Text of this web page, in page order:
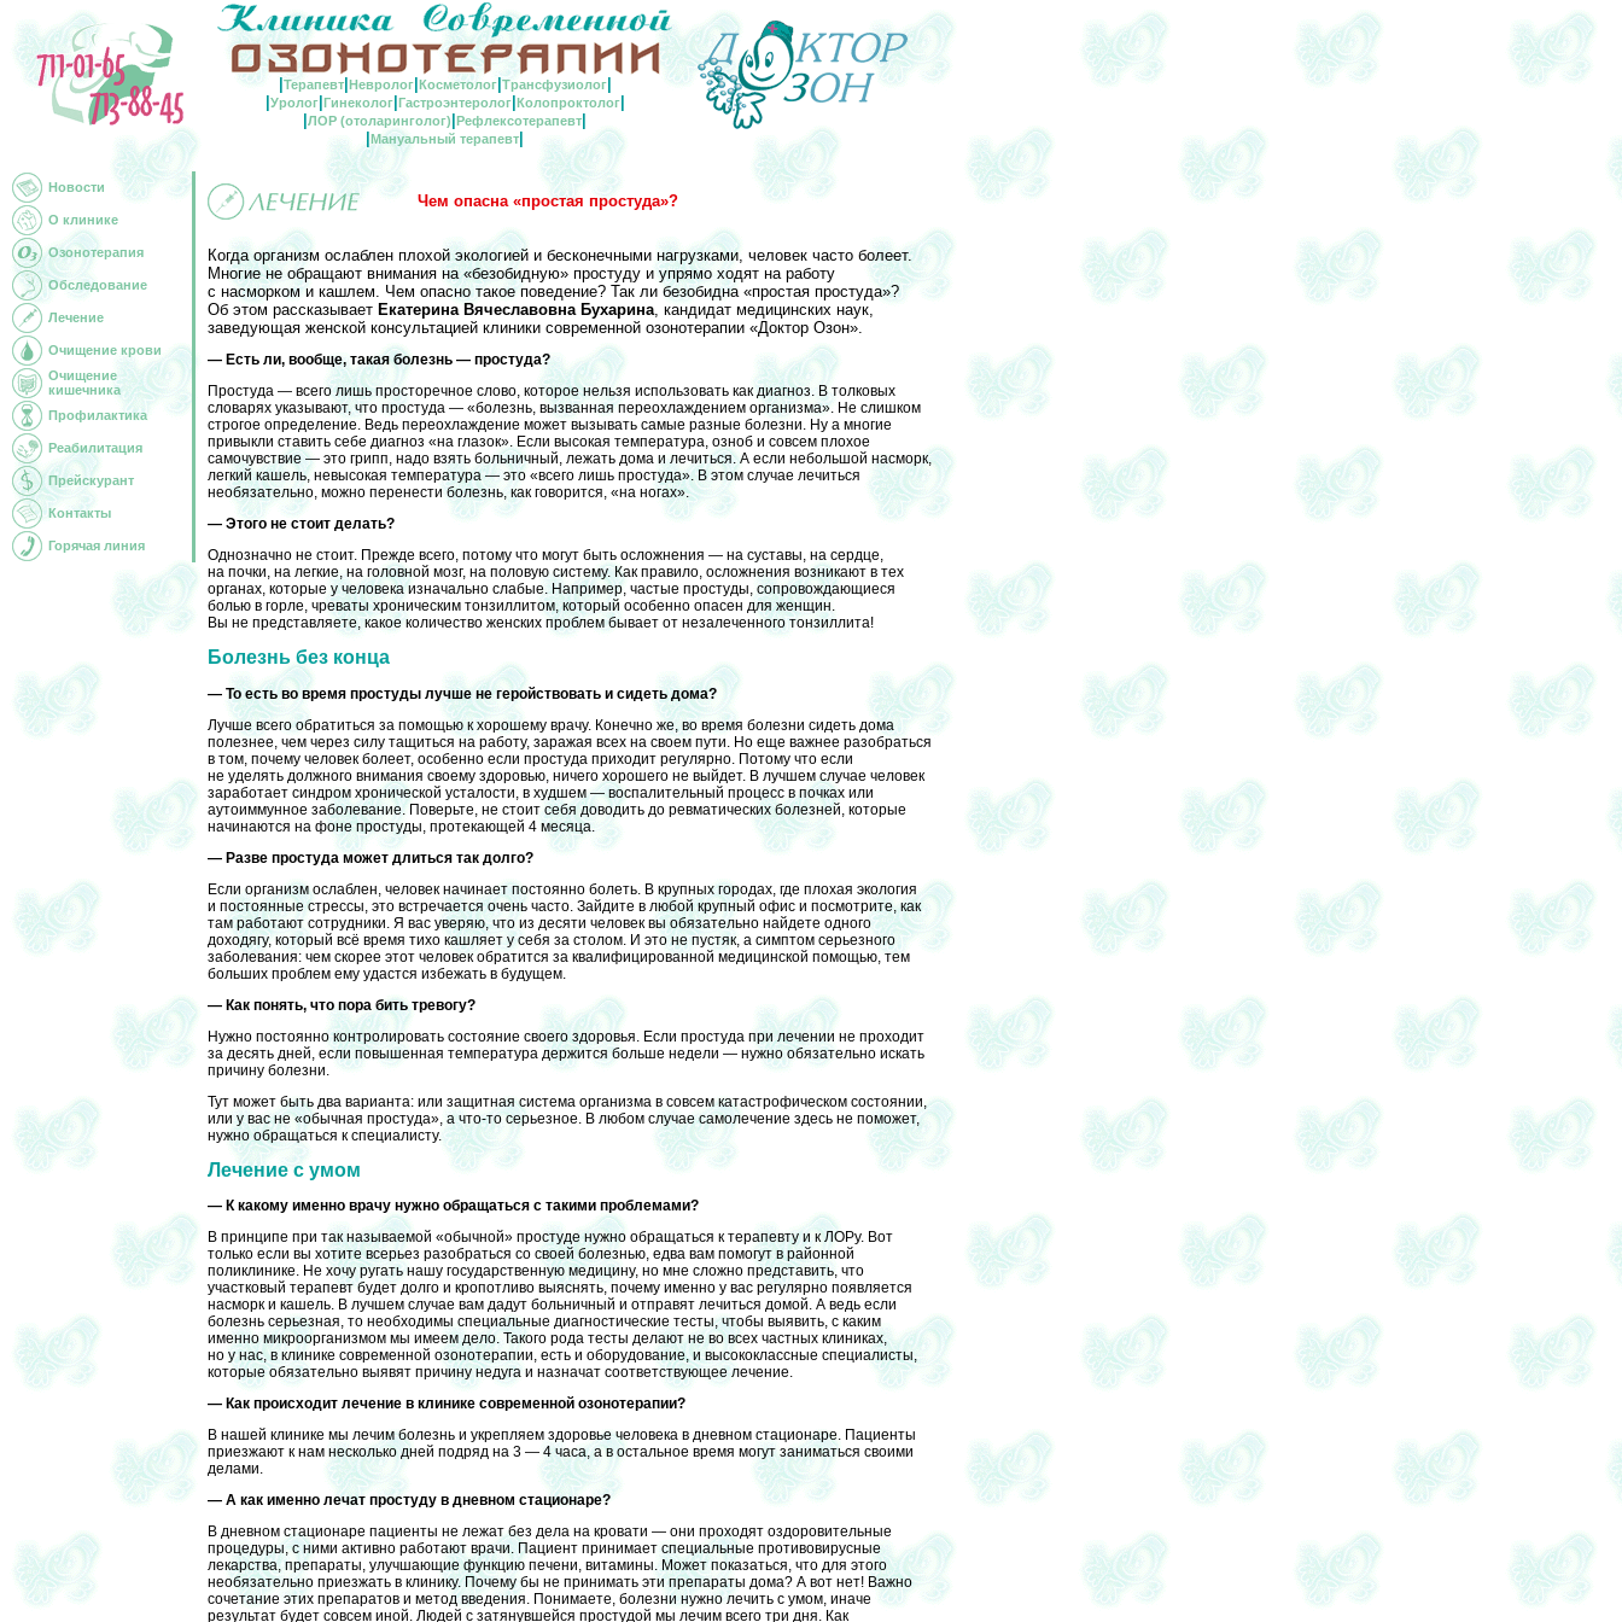
Терапевт| Невролог| Косметолог| Трансфузиолог|
Уролог| Гинеколог| Гастроэнтеролог| Колопроктолог|
ЛОР (отоларинголог) Рефлексотерапевт
Мануальный терапевт
Новости
О клинике
Озонотерапия
Обследование
Лечение
Очищение крови
Очищение
кишечника
Профилактика
Реабилитация
Прейскурант
Контакты
Горячая линия
Чем опасна «простая простуда»?
Когда организм ослаблен плохой экологией и бесконечными нагрузками, человек часто болеет.
Многие не обращают внимания на «безобидную» простуду и упрямо ходят на работу
с насморком и кашлем. Чем опасно такое поведение? Так ли безобидна «простая простуда»?
Об этом рассказывает Екатерина Вячеславовна Бухарина, кандидат медицинских наук,
заведующая женской консультацией клиники современной озонотерапии «Доктор Озон».
— Есть ли, вообще, такая болезнь — простуда?
Простуда — всего лишь просторечное слово, которое нельзя использовать как диагноз. В толковых
словарях указывают, что простуда — «болезнь, вызванная переохлаждением организма». Не слишком
строгое определение. Ведь переохлаждение может вызывать самые разные болезни. Ну а многие
привыкли ставить себе диагноз «на глазок». Если высокая температура, озноб и совсем плохое
самочувствие — это грипп, надо взять больничный, лежать дома и лечиться. А если небольшой насморк,
легкий кашель, невысокая температура — это «всего лишь простуда». В этом случае лечиться
необязательно, можно перенести болезнь, как говорится, «на ногах».
— Этого не стоит делать?
Однозначно не стоит. Прежде всего, потому что могут быть осложнения — на суставы, на сердце,
на почки, на легкие, на головной мозг, на половую систему. Как правило, осложнения возникают в тех
органах, которые у человека изначально слабые. Например, частые простуды, сопровождающиеся
болью в горле, чреваты хроническим тонзиллитом, который особенно опасен для женщин.
Вы не представляете, какое количество женских проблем бывает от незалеченного тонзиллита!
Болезнь без конца
— То есть во время простуды лучше не геройствовать и сидеть дома?
Лучше всего обратиться за помощью к хорошему врачу. Конечно же, во время болезни сидеть дома
полезнее, чем через силу тащиться на работу, заражая всех на своем пути. Но еще важнее разобраться
в том, почему человек болеет, особенно если простуда приходит регулярно. Потому что если
не уделять должного внимания своему здоровью, ничего хорошего не выйдет. В лучшем случае человек
заработает синдром хронической усталости, в худшем — воспалительный процесс в почках или
аутоиммунное заболевание. Поверьте, не стоит себя доводить до ревматических болезней, которые
начинаются на фоне простуды, протекающей 4 месяца.
— Разве простуда может длиться так долго?
Если организм ослаблен, человек начинает постоянно болеть. В крупных городах, где плохая экология
и постоянные стрессы, это встречается очень часто. Зайдите в любой крупный офис и посмотрите, как
там работают сотрудники. Я вас уверяю, что из десяти человек вы обязательно найдете одного
доходягу, который всё время тихо кашляет у себя за столом. И это не пустяк, а симптом серьезного
заболевания: чем скорее этот человек обратится за квалифицированной медицинской помощью, тем
больших проблем ему удастся избежать в будущем.
— Как понять, что пора бить тревогу?
Нужно постоянно контролировать состояние своего здоровья. Если простуда при лечении не проходит
за десять дней, если повышенная температура держится больше недели — нужно обязательно искать
причину болезни.
Тут может быть два варианта: или защитная система организма в совсем катастрофическом состоянии,
или у вас не «обычная простуда», а что-тосерьезное. В любом случае самолечение здесь не поможет,
нужно обращаться к специалисту.
Лечение с умом
— К какому именно врачу нужно обращаться с такими проблемами?
В принципе при так называемой «обычной» простуде нужно обращаться к терапевту и к ЛОРу. Вот
только если вы хотите всерьез разобраться со своей болезнью, едва вам помогут в районной
поликлинике. Не хочу ругать нашу государственную медицину, но мне сложно представить, что
участковый терапевт будет долго и кропотливо выяснять, почему именно у вас регулярно появляется
насморк и кашель. В лучшем случае вам дадут больничный и отправят лечиться домой. А ведь если
болезнь серьезная, то необходимы специальные диагностические тесты, чтобы выявить, с каким
именно микроорганизмом мы имеем дело. Такого рода тесты делают не во всех частных клиниках,
но у нас, в клинике современной озонотерапии, есть и оборудование, и высококлассные специалисты,
которые обязательно выявят причину недуга и назначат соответствующее лечение.
— Как происходит лечение в клинике современной озонотерапии?
В нашей клинике мы лечим болезнь и укрепляем здоровье человека в дневном стационаре. Пациенты
приезжают к нам несколько дней подряд на 3 — 4 часа, а в остальное время могут заниматься своими
делами.
— А как именно лечат простуду в дневном стационаре?
В дневном стационаре пациенты не лежат без дела на кровати — они проходят оздоровительные
процедуры, с ними активно работают врачи. Пациент принимает специальные противовирусные
лекарства, препараты, улучшающие функцию печени, витамины. Может показаться, что для этого
необязательно приезжать в клинику. Почему бы не принимать эти препараты дома? А вот нет! Важно
сочетание этих препаратов и метод введения. Понимаете, болезни нужно лечить с умом, иначе
результат будет совсем иной. Людей с затянувшейся простудой мы лечим всего три дня. Как